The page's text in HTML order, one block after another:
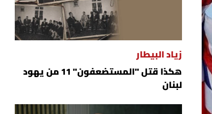
زياد البيطار
هكذا قتل "المستضعفون" 11 من يهود
لبنان